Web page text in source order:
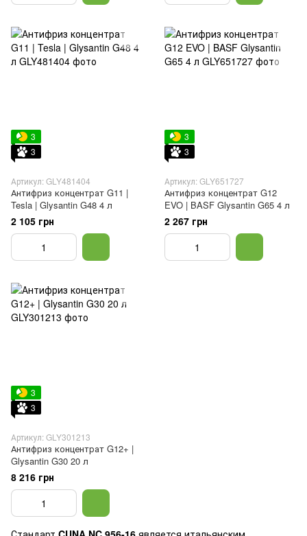
3
3
Артикул: GLY481404
Антифриз концентрат G11 |
Tesla | Glysantin G48 4 л
2 105 грн
3
3
Артикул: GLY651727
Антифриз концентрат G12
EVO | BASF Glysantin G65 4 л
2 267 грн
3
3
Артикул: GLY301213
Антифриз концентрат G12+ |
Glysantin G30 20 л
8 216 грн